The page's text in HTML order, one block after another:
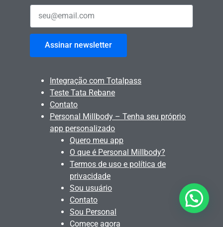
Assinar newsletter
Integração com Totalpass
Teste Tata Rebane
Contato
Personal Millbody – Tenha seu próprio
app personalizado
Quero meu app
O que é Personal Millbody?
Termos de uso e política de
privacidade
Sou usuário
Contato
Sou Personal
Comece agora
Quer alguma ajuda?